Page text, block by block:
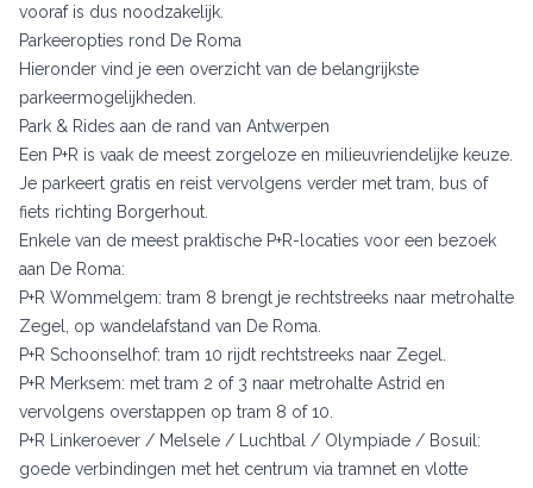
vooraf is dus noodzakelijk.
Parkeeropties rond De Roma
Hieronder vind je een overzicht van de belangrijkste
parkeermogelijkheden.
Park & Rides aan de rand van Antwerpen
Een P+R is vaak de meest zorgeloze en milieuvriendelijke keuze.
Je parkeert gratis en reist vervolgens verder met tram, bus of
fiets richting Borgerhout.
Enkele van de meest praktische P+R-locaties voor een bezoek
aan De Roma:
P+R Wommelgem: tram 8 brengt je rechtstreeks naar metrohalte
Zegel, op wandelafstand van De Roma.
P+R Schoonselhof: tram 10 rijdt rechtstreeks naar Zegel.
P+R Merksem: met tram 2 of 3 naar metrohalte Astrid en
vervolgens overstappen op tram 8 of 10.
P+R Linkeroever / Melsele / Luchtbal / Olympiade / Bosuil:
goede verbindingen met het centrum via tramnet en vlotte